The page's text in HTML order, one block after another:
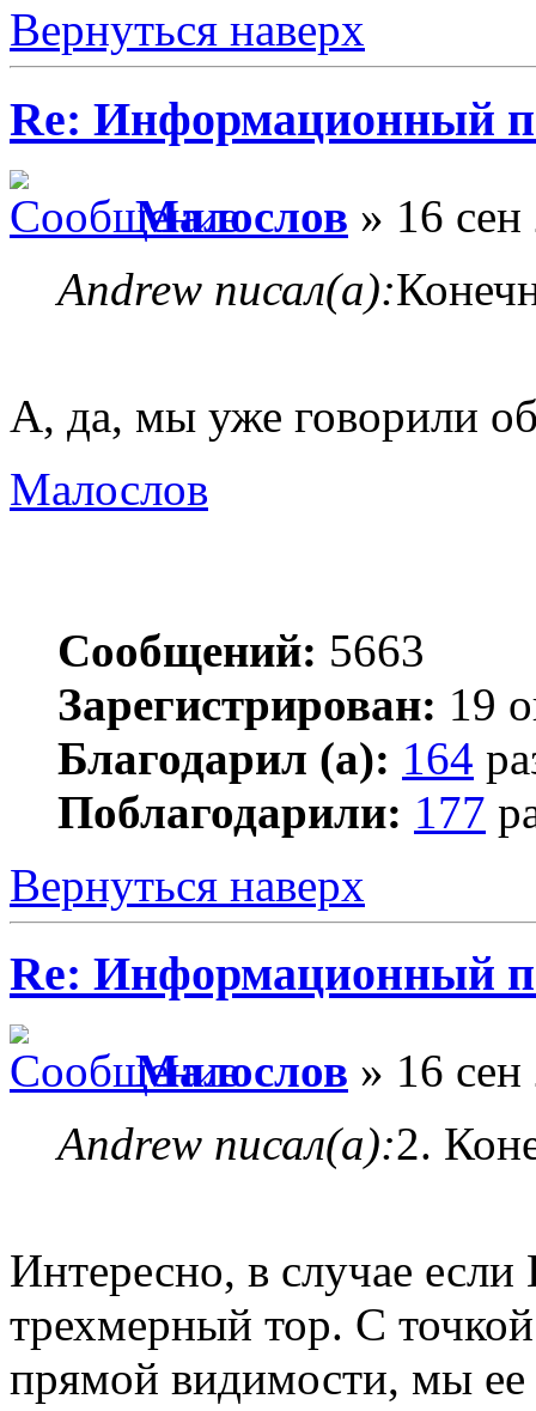
Вернуться наверх
Re: Информационный
Малослов » 16
Andrew писал(а):
А, да, мы уже говорили
Малослов
Сообщений: 5663
Зарегистрирован: 19
Благодарил (а): 164
Поблагодарили: 177
Вернуться наверх
Re: Информационный
Малослов » 16
Andrew писал(а):2.
Интересно, в случае
трехмерный тор. С
прямой видимости, мы